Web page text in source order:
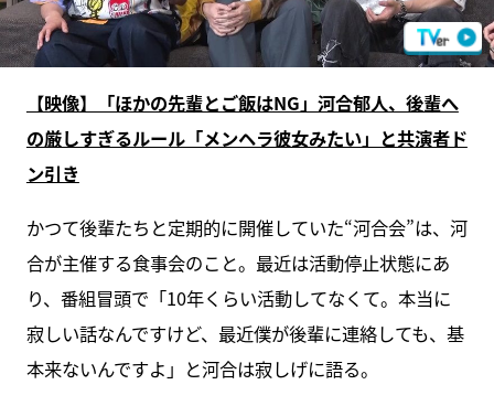
【映像】「ほかの先輩とご飯はNG」河合郁人、後輩へ
の厳しすぎるルール「メンヘラ彼女みたい」と共演者ド
ン引き
かつて後輩たちと定期的に開催していた“河合会”は、河
合が主催する食事会のこと。最近は活動停止状態にあ
り、番組冒頭で「10年くらい活動してなくて。本当に
寂しい話なんですけど、最近僕が後輩に連絡しても、基
本来ないんですよ」と河合は寂しげに語る。